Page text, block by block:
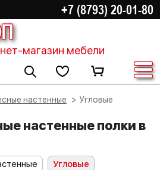
+7 (8793) 20-01-80
магазин мебели
настенные Угловые
Угловые